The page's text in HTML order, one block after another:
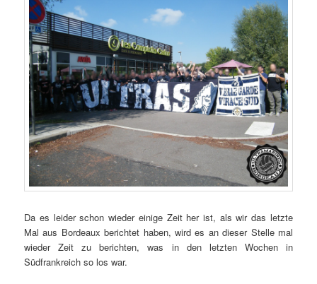
Da es leider schon wieder einige Zeit her ist, als wir das letzte
Mal aus Bordeaux berichtet haben, wird es an dieser Stelle mal
wieder Zeit zu berichten, was in den letzten Wochen in
Südfrankreich so los war.